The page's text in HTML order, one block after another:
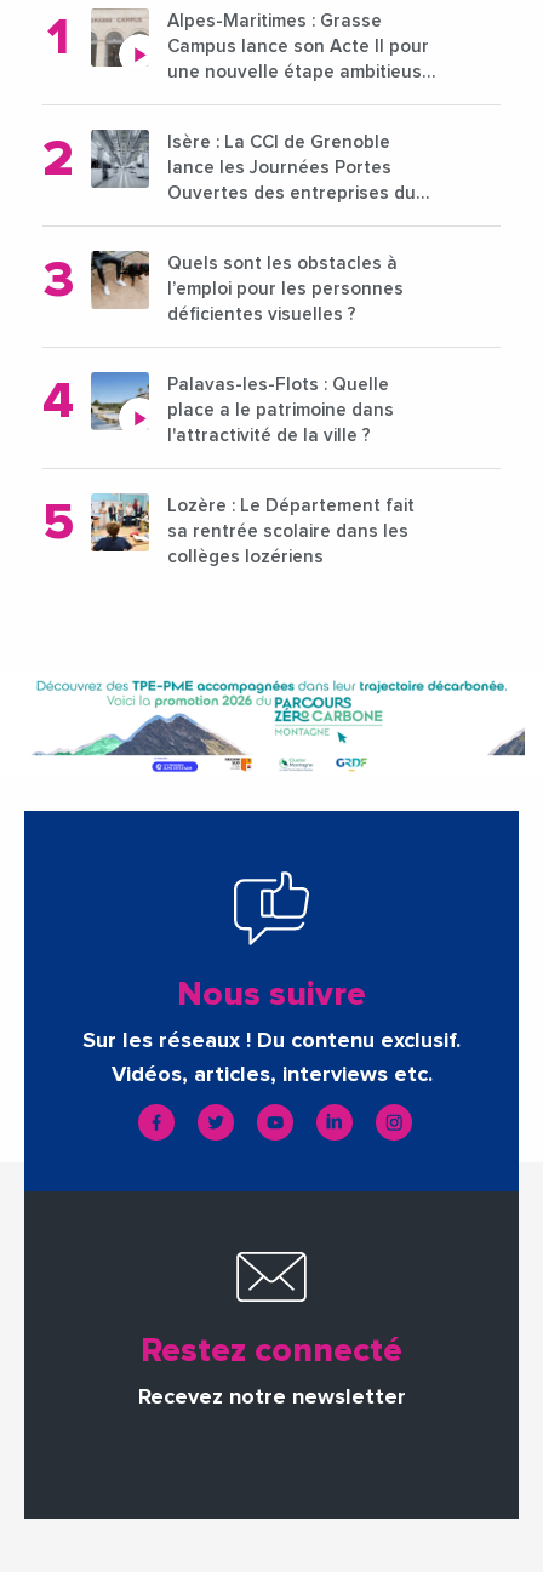
Alpes-Maritimes : Grasse
Campus lance son Acte II pour
une nouvelle étape ambitieuse
Isère : La CCI de Grenoble
lance les Journées Portes
Ouvertes des entreprises du
Quels sont les obstacles à
l’emploi pour les personnes
déficientes visuelles ?
Palavas-les-Flots : Quelle
place a le patrimoine dans
l'attractivité de la ville ?
Lozère : Le Département fait
sa rentrée scolaire dans les
collèges lozériens
Nous suivre
Sur les réseaux ! Du contenu exclusif.
Vidéos, articles, interviews etc.
Restez connecté
Recevez notre newsletter